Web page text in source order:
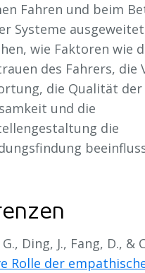
Fahren und beim
Systeme
wie Faktoren wie
des Fahrers, die
die Qualität der
und die
die
Ding, J., Fang, D., &
Rolle der